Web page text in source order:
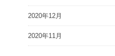
2020年12月
2020年11月